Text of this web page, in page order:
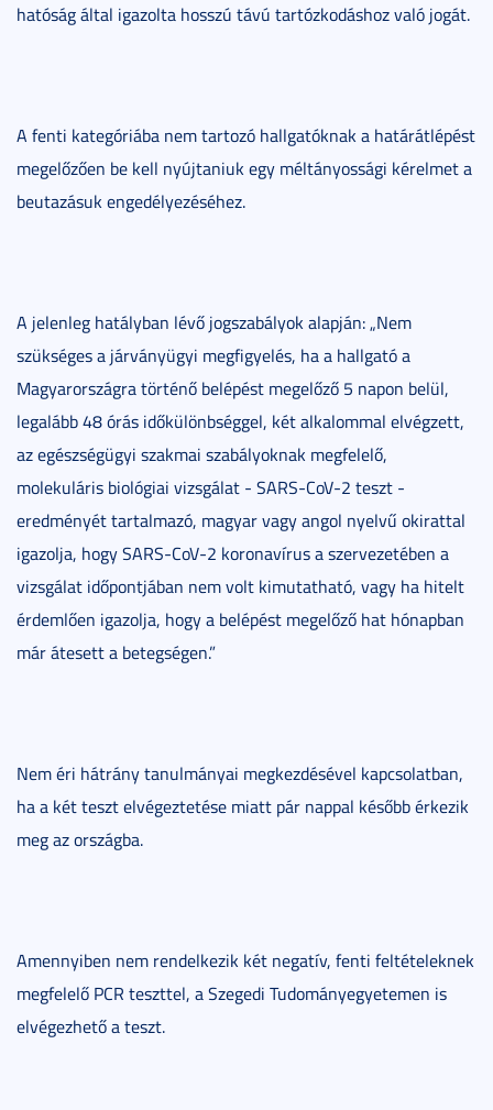
hatóság által igazolta hosszú távú tartózkodáshoz való jogát.
A fenti kategóriába nem tartozó hallgatóknak a határátlépést
megelőzően be kell nyújtaniuk egy méltányossági kérelmet a
beutazásuk engedélyezéséhez.
A jelenleg hatályban lévő jogszabályok alapján: „Nem
szükséges a járványügyi megfigyelés, ha a hallgató a
Magyarországra történő belépést megelőző 5 napon belül,
legalább 48 órás időkülönbséggel, két alkalommal elvégzett,
az egészségügyi szakmai szabályoknak megfelelő,
molekuláris biológiai vizsgálat - SARS-CoV-2 teszt -
eredményét tartalmazó, magyar vagy angol nyelvű okirattal
igazolja, hogy SARS-CoV-2 koronavírus a szervezetében a
vizsgálat időpontjában nem volt kimutatható, vagy ha hitelt
érdemlően igazolja, hogy a belépést megelőző hat hónapban
már átesett a betegségen.”
Nem éri hátrány tanulmányai megkezdésével kapcsolatban,
ha a két teszt elvégeztetése miatt pár nappal később érkezik
meg az országba.
Amennyiben nem rendelkezik két negatív, fenti feltételeknek
megfelelő PCR teszttel, a Szegedi Tudományegyetemen is
elvégezhető a teszt.